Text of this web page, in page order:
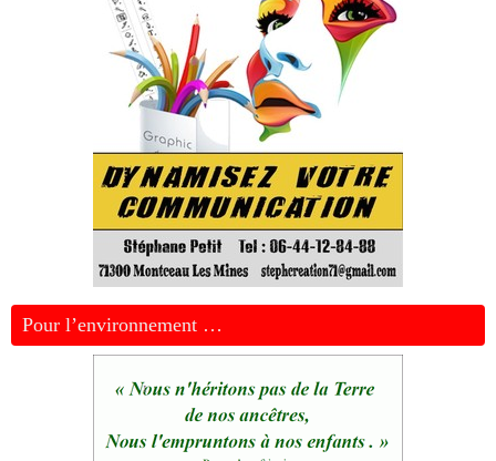
Pour l’environnement …